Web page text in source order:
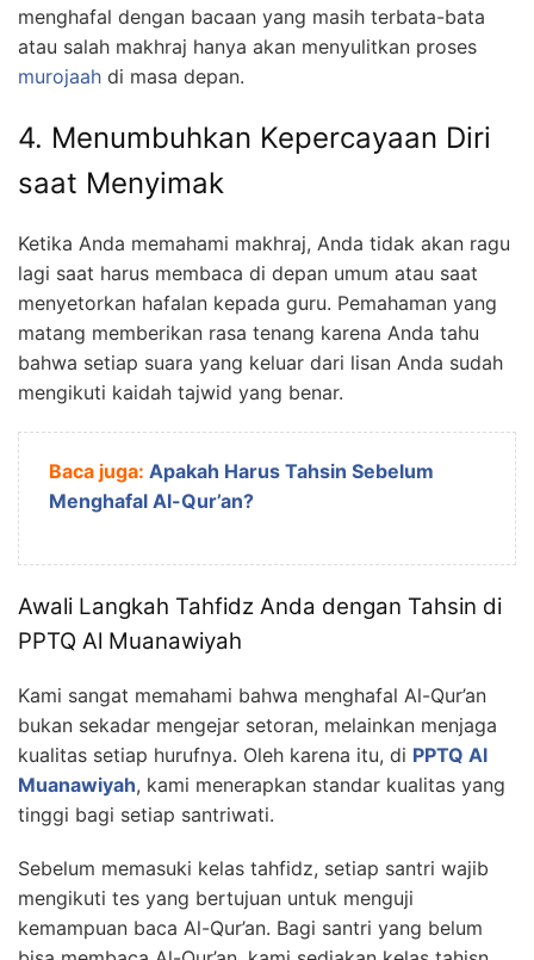
menghafal dengan bacaan yang masih terbata-bata
atau salah makhraj hanya akan menyulitkan proses
murojaah di masa depan.
4. Menumbuhkan Kepercayaan Diri
saat Menyimak
Ketika Anda memahami makhraj, Anda tidak akan ragu
lagi saat harus membaca di depan umum atau saat
menyetorkan hafalan kepada guru. Pemahaman yang
matang memberikan rasa tenang karena Anda tahu
bahwa setiap suara yang keluar dari lisan Anda sudah
mengikuti kaidah tajwid yang benar.
Baca juga: Apakah Harus Tahsin Sebelum
Menghafal Al-Qur’an?
Awali Langkah Tahfidz Anda dengan Tahsin di
PPTQ Al Muanawiyah
Kami sangat memahami bahwa menghafal Al-Qur’an
bukan sekadar mengejar setoran, melainkan menjaga
kualitas setiap hurufnya. Oleh karena itu, di PPTQ Al
Muanawiyah, kami menerapkan standar kualitas yang
tinggi bagi setiap santriwati.
Sebelum memasuki kelas tahfidz, setiap santri wajib
mengikuti tes yang bertujuan untuk menguji
kemampuan baca Al-Qur’an. Bagi santri yang belum